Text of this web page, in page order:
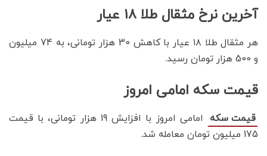
آخرین نرخ مثقال طلا ۱۸ عیار
هر مثقال طلا ۱۸ عیار با کاهش 30 هزار تومانی، به 74 میلیون
و 500 هزار تومان رسید‌.
قیمت سکه امامی امروز
قیمت سکه
امامی امروز با افزایش 19 هزار تومانی، با قیمت
175 میلیون تومان معامله شد.